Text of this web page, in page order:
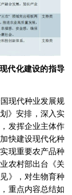
代化建设的指导
现代种业发展规
》安排，深入实
发挥企业主体作
快建设现代化种
现重要农产品种
农村部出台《关
》，对生物育种
重点内容总结如